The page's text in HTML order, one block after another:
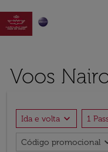

Voos
Ida e volta expand_more 1
Código promocional